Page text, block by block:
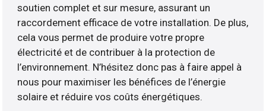
soutien complet et sur mesure, assurant un
raccordement efficace de votre installation. De plus,
cela vous permet de produire votre propre
électricité et de contribuer à la protection de
l’environnement. N’hésitez donc pas à faire appel à
nous pour maximiser les bénéfices de l’énergie
solaire et réduire vos coûts énergétiques.